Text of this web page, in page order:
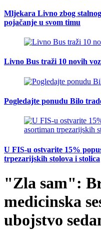
Mljekara Livno zbog
pojačanje u svom timu
Livno Bus traži 10 novih
Pogledajte ponudu Bilo
U FIS-u ostvarite 15%
trpezarijskih stolova i stolica
"Zla sam":
medicinska
ubojstvo